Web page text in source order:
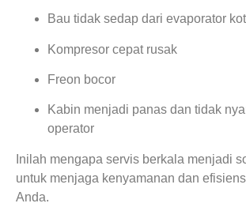
Bau tidak sedap dari evaporator
Kompresor cepat rusak
Freon bocor
Kabin menjadi panas dan tidak
operator
Inilah mengapa servis berkala menjadi
untuk menjaga kenyamanan dan
Anda.